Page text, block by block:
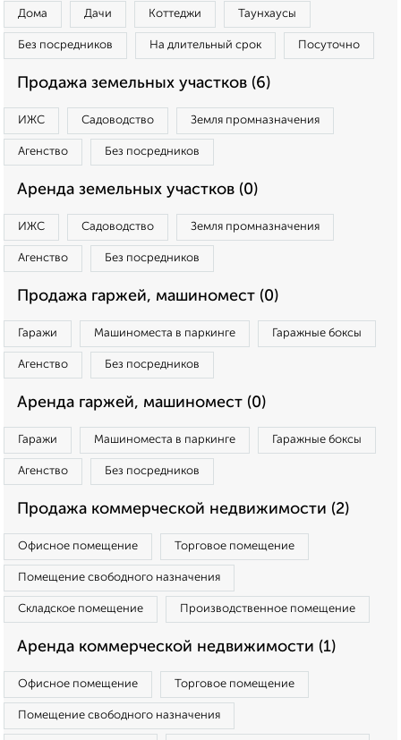
Дома Дачи Коттеджи Таунхаусы
Без посредников На длительный срок Посуточно
Продажа земельных участков (6)
ИЖС Садоводство Земля промназначения
Агенство Без посредников
Аренда земельных участков (0)
ИЖС Садоводство Земля промназначения
Агенство Без посредников
Продажа гаржей, машиномест (0)
Гаражи Машиноместа в паркинге Гаражные боксы
Агенство Без посредников
Аренда гаржей, машиномест (0)
Гаражи Машиноместа в паркинге Гаражные боксы
Агенство Без посредников
Продажа коммерческой недвижимости (2)
Офисное помещение Торговое помещение
Помещение свободного назначения
Складское помещение Производственное помещение
Аренда коммерческой недвижимости (1)
Офисное помещение Торговое помещение
Помещение свободного назначения